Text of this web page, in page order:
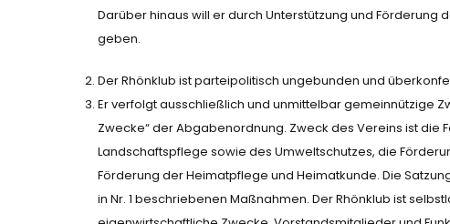
Darüber hinaus will er durch Unterstützung und
geben.
Der Rhönklub ist parteipolitisch ungebunden und
Er verfolgt ausschließlich und unmittelbar gemeinnützige
Zwecke“ der Abgabenordnung. Zweck des Vereins ist die
Landschaftspflege sowie des Umweltschutzes, die
Förderung der Heimatpflege und Heimatkunde. Die
in Nr. 1 beschriebenen Maßnahmen. Der Rhönklub ist